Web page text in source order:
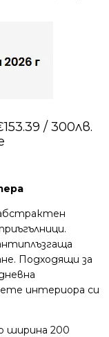
/ 300лв.
Подходящи за
интериора си
ширина 200